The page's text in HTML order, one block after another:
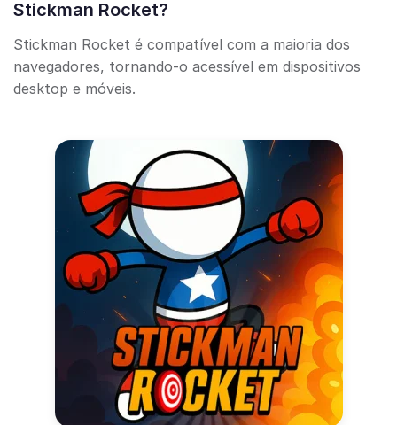
Stickman Rocket?
Stickman Rocket é compatível com a maioria dos
navegadores, tornando-o acessível em dispositivos
desktop e móveis.